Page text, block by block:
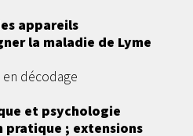
appareils
la maladie de Lyme
décodage
et psychologie
pratique ; extensions